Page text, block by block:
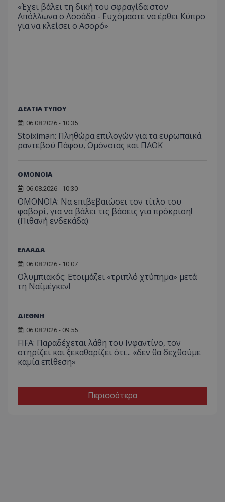
«Έχει βάλει τη δική του σφραγίδα στον
Απόλλωνα ο Λοσάδα - Ευχόμαστε να έρθει Κύπρο
για να κλείσει ο Ασορό»
ΔΕΛΤΙΑ ΤΥΠΟΥ
06.08.2026 - 10:35
Stoiximan: Πληθώρα επιλογών για τα ευρωπαϊκά
ραντεβού Πάφου, Ομόνοιας και ΠΑΟΚ
ΟΜΟΝΟΙΑ
06.08.2026 - 10:30
ΟΜΟΝΟΙΑ: Να επιβεβαιώσει τον τίτλο του
φαβορί, για να βάλει τις βάσεις για πρόκριση!
(Πιθανή ενδεκάδα)
ΕΛΛΑΔΑ
06.08.2026 - 10:07
Ολυμπιακός: Ετοιμάζει «τριπλό χτύπημα» μετά
τη Ναϊμέγκεν!
ΔΙΕΘΝΗ
06.08.2026 - 09:55
FIFA: Παραδέχεται λάθη του Ινφαντίνο, τον
στηρίζει και ξεκαθαρίζει ότι... «δεν θα δεχθούμε
καμία επίθεση»
Περισσότερα